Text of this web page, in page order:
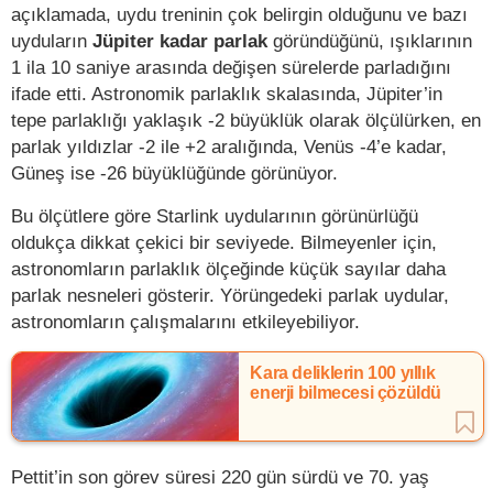
açıklamada, uydu treninin çok belirgin olduğunu ve bazı
uyduların Jüpiter kadar parlak göründüğünü, ışıklarının
1 ila 10 saniye arasında değişen sürelerde parladığını
ifade etti. Astronomik parlaklık skalasında, Jüpiter’in
tepe parlaklığı yaklaşık -2 büyüklük olarak ölçülürken, en
parlak yıldızlar -2 ile +2 aralığında, Venüs -4’e kadar,
Güneş ise -26 büyüklüğünde görünüyor.
Bu ölçütlere göre Starlink uydularının görünürlüğü
oldukça dikkat çekici bir seviyede. Bilmeyenler için,
astronomların parlaklık ölçeğinde küçük sayılar daha
parlak nesneleri gösterir. Yörüngedeki parlak uydular,
astronomların çalışmalarını etkileyebiliyor.
Kara deliklerin 100 yıllık
enerji bilmecesi çözüldü
Pettit’in son görev süresi 220 gün sürdü ve 70. yaş